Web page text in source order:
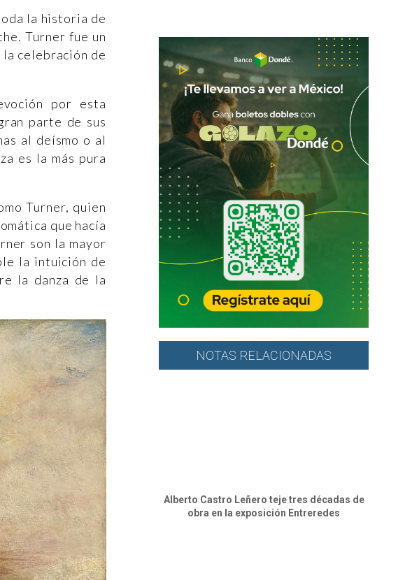
la historia de
Turner fue un
celebración de
por esta
parte de sus
al deísmo o al
es la más pura
Turner, quien
que hacía
son la mayor
la intuición de
la danza de la
NOTAS RELACIONADAS
Alberto Castro Leñero teje tres décadas de
obra en la exposición Entreredes